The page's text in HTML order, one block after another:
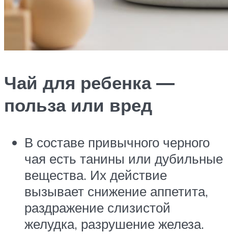
Чай для ребенка —
польза или вред
В составе привычного черного
чая есть танины или дубильные
вещества. Их действие
вызывает снижение аппетита,
раздражение слизистой
желудка, разрушение железа.